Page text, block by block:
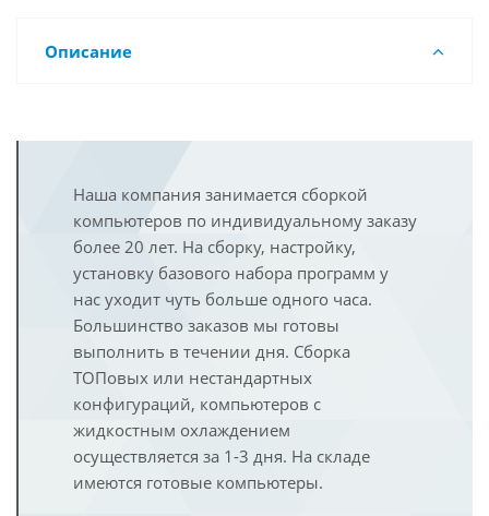
Описание
Наша компания занимается сборкой
компьютеров по индивидуальному заказу
более 20 лет. На сборку, настройку,
установку базового набора программ у
нас уходит чуть больше одного часа.
Большинство заказов мы готовы
выполнить в течении дня. Сборка
ТОПовых или нестандартных
конфигураций, компьютеров с
жидкостным охлаждением
осуществляется за 1-3 дня. На складе
имеются готовые компьютеры.